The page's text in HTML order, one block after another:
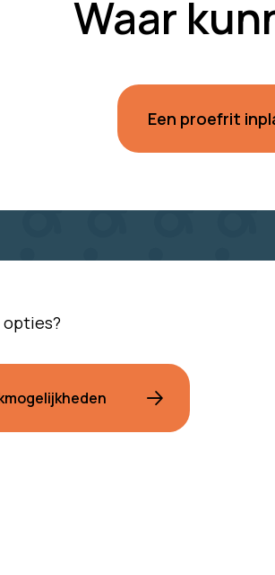
Waar
Een proefrit
opties?